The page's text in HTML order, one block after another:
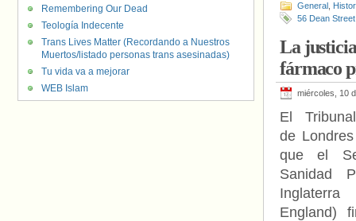
General
56 Dean Street
La
fármaco
miércoles, 10
El
de
que el
Sanidad
England)
Remembering Our Dead
Teología Indecente
Trans Lives Matter (Recordando a Nuestros
Muertos/listado personas trans asesinadas)
Tu vida va a mejorar
WEB Islam